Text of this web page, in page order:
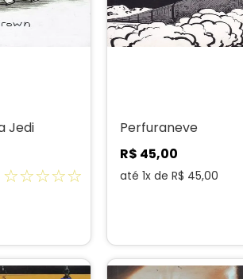
Jedi
☆☆☆☆☆
Perfuraneve
R$ 45,00
até 1x de R$ 45,00